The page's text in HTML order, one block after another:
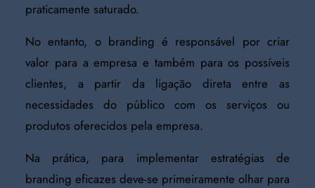
praticamente saturado.
No entanto, o branding é responsável por criar
valor para a empresa e também para os possíveis
clientes, a partir da ligação direta entre as
necessidades do público com os serviços ou
produtos oferecidos pela empresa.
Na prática, para implementar estratégias de
branding eficazes deve-se primeiramente olhar para